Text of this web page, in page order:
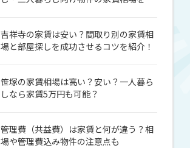
吉祥寺の家賃は安い？間取り別の家賃相
場と部屋探しを成功させるコツを紹介！
笹塚の家賃相場は高い？安い？一人暮ら
しなら家賃5万円も可能？
管理費（共益費）は家賃と何が違う？相
場や管理費込み物件の注意点も